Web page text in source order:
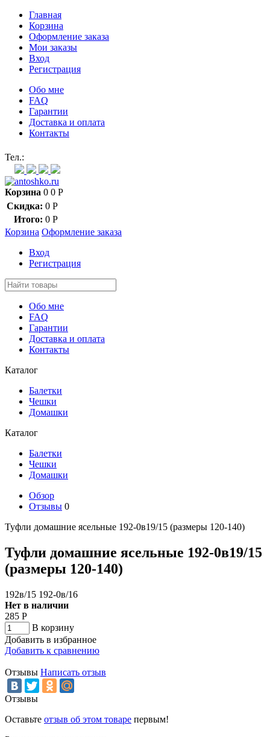
Главная
Корзина
Оформление заказа
Мои заказы
Вход
Регистрация
Обо мне
FAQ
Гарантии
Доставка и оплата
Контакты
Тел.:
Корзина 0 0 Р
Скидка: 0 Р
Итого: 0 Р
Корзина Оформление заказа
Вход
Регистрация
Обо мне
FAQ
Гарантии
Доставка и оплата
Контакты
Каталог
Балетки
Чешки
Домашки
Каталог
Балетки
Чешки
Домашки
Обзор
Отзывы 0
Туфли домашние ясельные 192-0в19/15 (размеры 120-140)
Туфли домашние ясельные 192-0в19/15
(размеры 120-140)
192в/15 192-0в/16
Нет в наличии
285 Р
В корзину
Добавить в избранное
Добавить к сравнению
Отзывы Написать отзыв
Отзывы
Оставьте отзыв об этом товаре первым!